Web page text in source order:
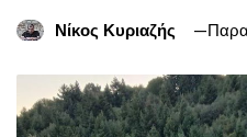
Νίκος Κυριαζής